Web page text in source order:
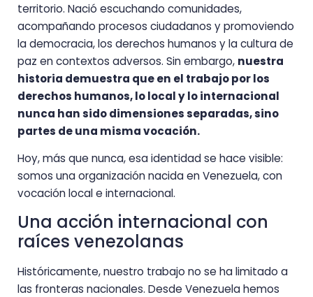
territorio. Nació escuchando comunidades,
acompañando procesos ciudadanos y promoviendo
la democracia, los derechos humanos y la cultura de
paz en contextos adversos. Sin embargo, nuestra
historia demuestra que en el trabajo por los
derechos humanos, lo local y lo internacional
nunca han sido dimensiones separadas, sino
partes de una misma vocación.
Hoy, más que nunca, esa identidad se hace visible:
somos una organización nacida en Venezuela, con
vocación local e internacional.
Una acción internacional con
raíces venezolanas
Históricamente, nuestro trabajo no se ha limitado a
las fronteras nacionales. Desde Venezuela hemos